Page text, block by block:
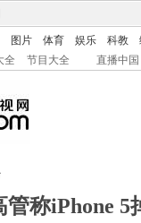
图片 体育 娱乐 科教
全 节目大全 直播中国
管称iPhone